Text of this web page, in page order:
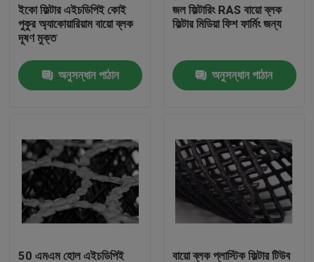
মান নিয়ন্ত্রণ
আমাদের সাথে যোগাযোগ করুন
উদ্ধৃতির জন্য আবেদন
এমবিবিআর ফিল্টার মিডিয়া
এমবিবিআর বায়ো মিডিয়া
ইকো ফিল্টার এইচডিপিই কোই
পুকুর অ্যাকোয়ারিয়াম বায়ো ব্লক
দূষণ মুক্ত
অনুসন্ধান পাঠান
জল ফিল্টারিং RAS বায়ো ব্লক
ফিল্টার মিডিয়া ফিশ ফার্মিং জন্য
অনুসন্ধান পাঠান
50 এমএম হোল এইচডিপিই বায়ো ব্লক প্লাস্টিক ফিল্টার টিউব